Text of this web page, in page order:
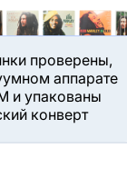
проверены,
аппарате
и упакованы
конверт